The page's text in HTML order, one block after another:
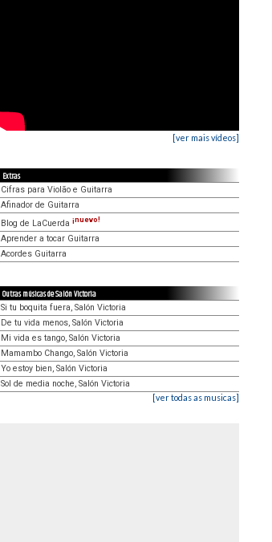
[ver mais vídeos]
Extras
Cifras para Violão e Guitarra
Afinador de Guitarra
Blog de LaCuerda ¡nuevo!
Aprender a tocar Guitarra
Acordes Guitarra
Outras músicas de Salón Victoria
Si tu boquita fuera, Salón Victoria
De tu vida menos, Salón Victoria
Mi vida es tango, Salón Victoria
Mamambo Chango, Salón Victoria
Yo estoy bien, Salón Victoria
Sol de media noche, Salón Victoria
[ver todas as musicas]